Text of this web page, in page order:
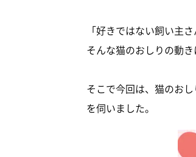
「好きではない飼い主
そんな猫のおしりの動
そこで今回は、猫のお
を伺いました。